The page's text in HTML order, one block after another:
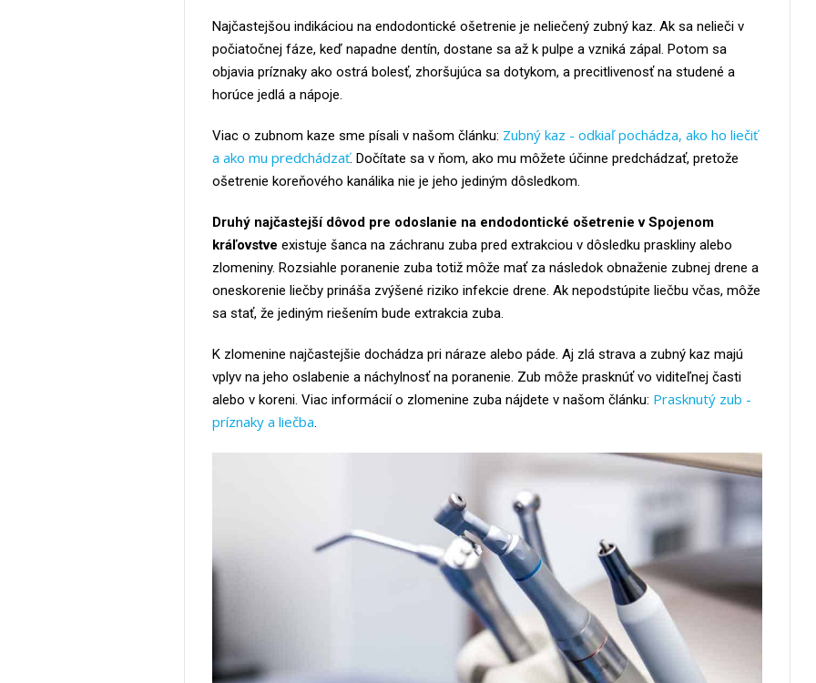
Najčastejšou indikáciou na endodontické ošetrenie je neliečený zubný kaz. Ak sa nelieči v
počiatočnej fáze, keď napadne dentín, dostane sa až k pulpe a vzniká zápal. Potom sa
objavia príznaky ako ostrá bolesť, zhoršujúca sa dotykom, a precitlivenosť na studené a
horúce jedlá a nápoje.
Viac o zubnom kaze sme písali v našom článku: Zubný kaz - odkiaľ pochádza, ako ho liečiť
a ako mu predchádzať. Dočítate sa v ňom, ako mu môžete účinne predchádzať, pretože
ošetrenie koreňového kanálika nie je jeho jediným dôsledkom.
Druhý najčastejší dôvod pre odoslanie na endodontické ošetrenie v Spojenom
kráľovstve existuje šanca na záchranu zuba pred extrakciou v dôsledku praskliny alebo
zlomeniny. Rozsiahle poranenie zuba totiž môže mať za následok obnaženie zubnej drene a
oneskorenie liečby prináša zvýšené riziko infekcie drene. Ak nepodstúpite liečbu včas, môže
sa stať, že jediným riešením bude extrakcia zuba.
K zlomenine najčastejšie dochádza pri náraze alebo páde. Aj zlá strava a zubný kaz majú
vplyv na jeho oslabenie a náchylnosť na poranenie. Zub môže prasknúť vo viditeľnej časti
alebo v koreni. Viac informácií o zlomenine zuba nájdete v našom článku: Prasknutý zub -
príznaky a liečba.